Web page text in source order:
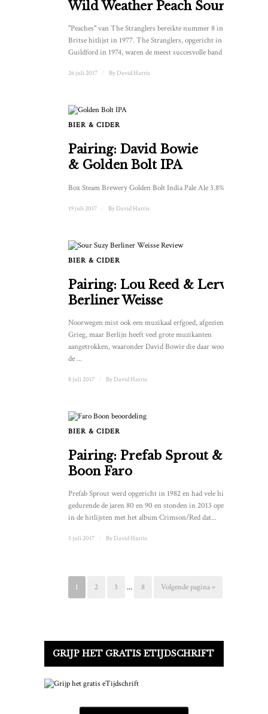
Wild Weather Peach Sour
"Peaches" van The Stranglers bereikte nummer 8 in de
Britse hitlijst in 1977. The Stranglers, opgericht in
Guildford in 1974, waren de meest succesvolle band ...
26 juli 2017 By David Harris
BIER & CIDER
Pairing: David Bowie
& Golden Bolt IPA
Box Steam Brewery Golden Bolt India Pale Ale 3.8% alc. ...
19 juli 2017 By David Harris
BIER & CIDER
Pairing: Lou Reed & Lervig
Berliner Weisse
Noorwegen mist ook een muzikaal erfgoed, afgezien van
Grieg, maar Berlijn heeft veel grote muzikanten
aangetrokken, waaronder David Bowie die daar woonde in
de ...
8 juli 2017 By David Harris
BIER & CIDER
Pairing: Prefab Sprout &
Boon Faro
Prefab Sprout werd opgericht in 1982 en had vele hits
gedurende de jaren 80 en 90 en stonden in 2013 opnieuw
in de hitlijsten met het album Crimson/Red dat...
5 juli 2017 By David Harris
1 2 3 ... 8 Volgende pagina »
GRIJP HET GRATIS ETIJDSCHRIFT